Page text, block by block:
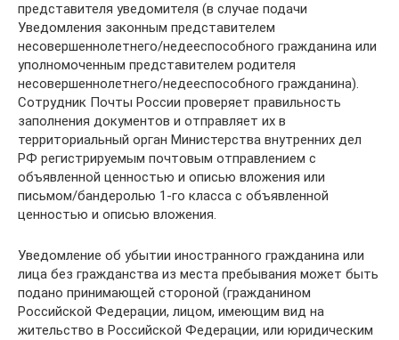
представителя уведомителя (в случае подачи
Уведомления законным представителем
несовершеннолетнего/недееспособного гражданина или
уполномоченным представителем родителя
несовершеннолетнего/недееспособного гражданина).
Сотрудник Почты России проверяет правильность
заполнения документов и отправляет их в
территориальный орган Министерства внутренних дел
РФ регистрируемым почтовым отправлением с
объявленной ценностью и описью вложения или
письмом/бандеролью 1-го класса с объявленной
ценностью и описью вложения.
Уведомление об убытии иностранного гражданина или
лица без гражданства из места пребывания может быть
подано принимающей стороной (гражданином
Российской Федерации, лицом, имеющим вид на
жительство в Российской Федерации, или юридическим